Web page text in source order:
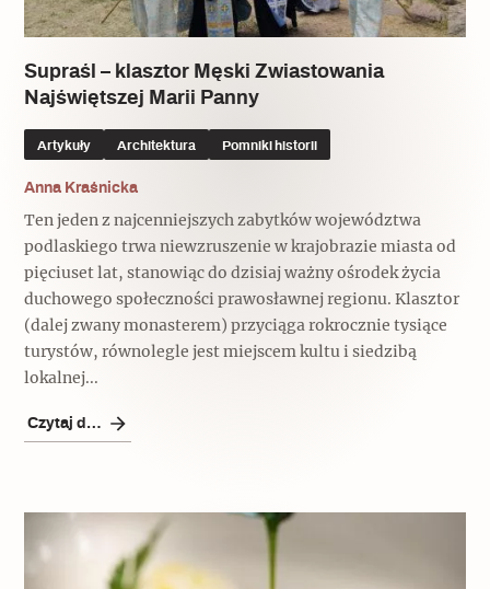
Supraśl – klasztor Męski Zwiastowania
Najświętszej Marii Panny
Artykuły Architektura Pomniki historii
Anna Kraśnicka
Ten jeden z najcenniejszych zabytków województwa
podlaskiego trwa niewzruszenie w krajobrazie miasta od
pięciuset lat, stanowiąc do dzisiaj ważny ośrodek życia
duchowego społeczności prawosławnej regionu. Klasztor
(dalej zwany monasterem) przyciąga rokrocznie tysiące
turystów, równolegle jest miejscem kultu i siedzibą
lokalnej...
Czytaj dalej